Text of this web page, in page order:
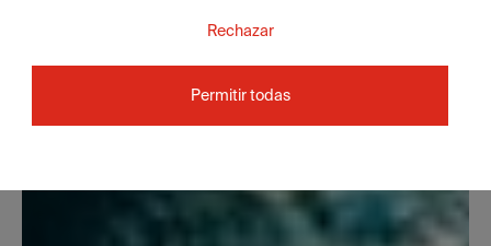
Rechazar
Permitir todas